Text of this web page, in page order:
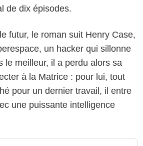
de dix épisodes.
futur, le roman suit Henry Case,
un hacker qui sillonne
le meilleur, il a perdu alors sa
à la Matrice : pour lui, tout
pour un dernier travail, il entre
une puissante intelligence